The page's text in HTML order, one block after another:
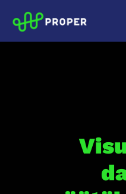
content
Proper
Oy